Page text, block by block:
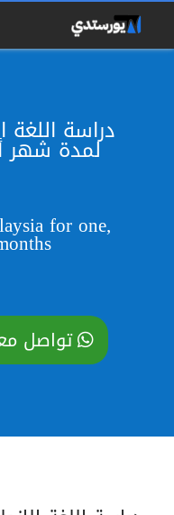
دراسة اللغة
لمدة شهر
for one,
تواصل